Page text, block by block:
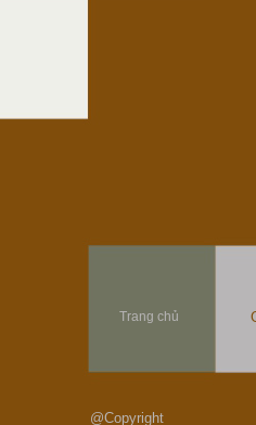
Trang chủ
@Copyright